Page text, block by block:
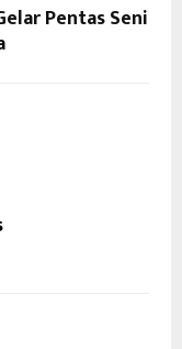
Pentas Seni